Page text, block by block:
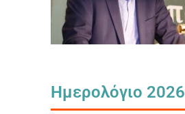
Ημερολόγιο 2026